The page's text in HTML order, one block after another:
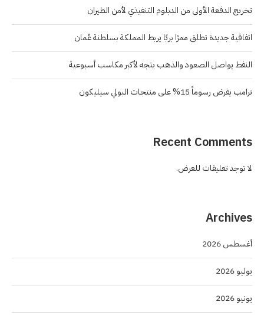
تخريج الدفعة الأولى من الدبلوم التنفيذي لأمن الطيران
اتفاقية جديدة تطلق ممرًا بريًا يربط المملكة بسلطنة عُمان
النفط يواصل الصعود والذهب يتجه لأكبر مكاسب أسبوعية
ترامب يفرض رسوماً 15% على منتجات البولي سيليكون
Recent Comments
لا توجد تعليقات للعرض.
Archives
أغسطس 2026
يوليو 2026
يونيو 2026